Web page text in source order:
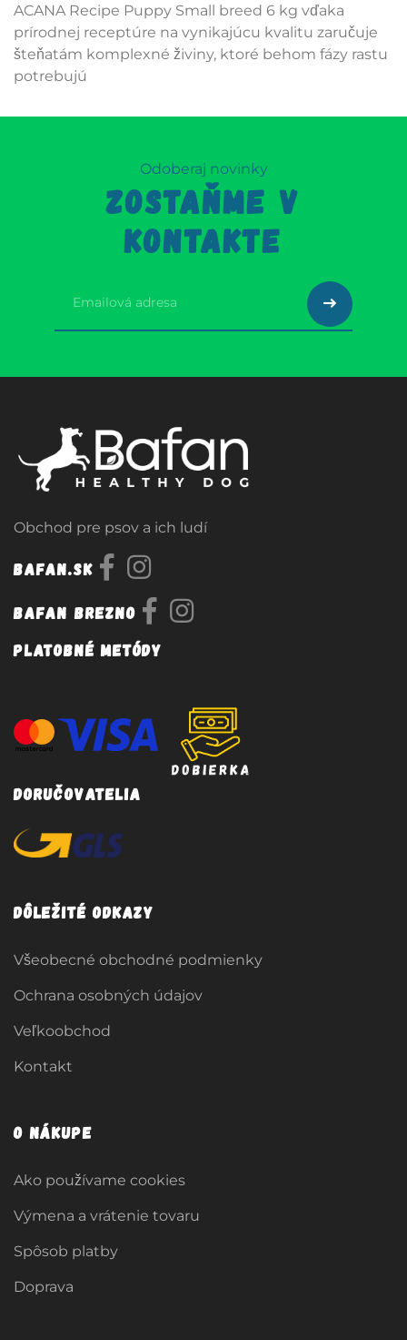
ACANA Recipe Puppy Small breed 6 kg vďaka
prírodnej receptúre na vynikajúcu kvalitu zaručuje
šteňatám komplexné živiny, ktoré behom fázy rastu
potrebujú
Odoberaj novinky
ZOSTAŇME V
KONTAKTE
Obchod pre psov a ich ludí
Bafan.sk
Bafan Brezno
Platobné metódy
Doručovatelia
Dôležité odkazy
Všeobecné obchodné podmienky
Ochrana osobných údajov
Veľkoobchod
Kontakt
O nákupe
Ako používame cookies
Výmena a vrátenie tovaru
Spôsob platby
Doprava